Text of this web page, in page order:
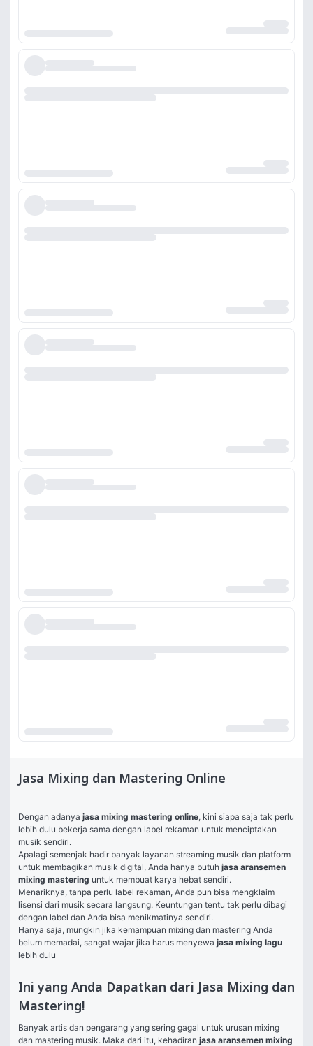
Jasa Mixing dan Mastering Online
Dengan adanya jasa mixing mastering online, kini siapa saja tak perlu
lebih dulu bekerja sama dengan label rekaman untuk menciptakan
musik sendiri.
Apalagi semenjak hadir banyak layanan streaming musik dan platform
untuk membagikan musik digital, Anda hanya butuh jasa aransemen
mixing mastering untuk membuat karya hebat sendiri.
Menariknya, tanpa perlu label rekaman, Anda pun bisa mengklaim
lisensi dari musik secara langsung. Keuntungan tentu tak perlu dibagi
dengan label dan Anda bisa menikmatinya sendiri.
Hanya saja, mungkin jika kemampuan mixing dan mastering Anda
belum memadai, sangat wajar jika harus menyewa
lebih dulu
Ini yang Anda Dapatkan dari Jasa Mixing dan
Mastering!
Banyak artis dan pengarang yang sering gagal untuk urusan mixing
dan mastering musik. Maka dari itu, kehadiran jasa aransemen mixing